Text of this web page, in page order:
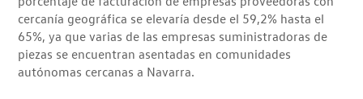
cercanía geográfica se elevaría desde el 59,2% hasta el
65%, ya que varias de las empresas suministradoras de
piezas se encuentran asentadas en comunidades
autónomas cercanas a Navarra.